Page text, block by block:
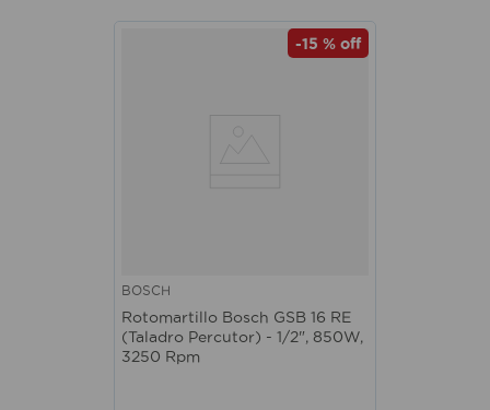
-15 % off
BOSCH
Rotomartillo Bosch GSB 16 RE
(Taladro Percutor) - 1/2", 850W,
3250 Rpm